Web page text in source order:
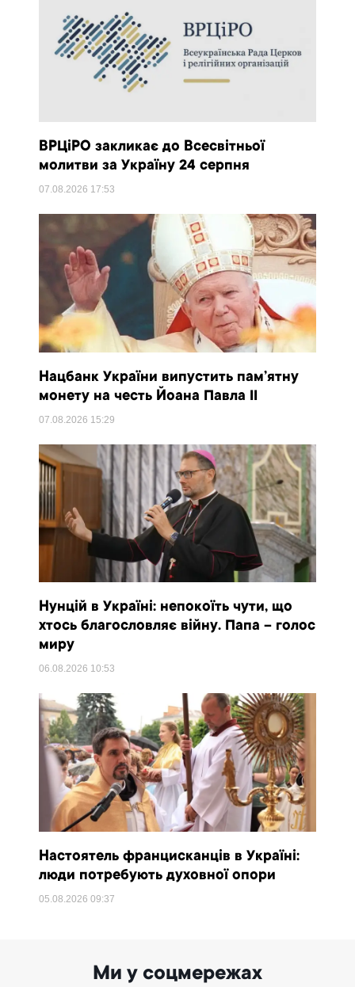
ВРЦіРО закликає до Всесвітньої
молитви за Україну 24 серпня
07.08.2026 17:53
Нацбанк України випустить пам’ятну
монету на честь Йоана Павла II
07.08.2026 15:29
Нунцій в Україні: непокоїть чути, що
хтось благословляє війну. Папа – голос
миру
06.08.2026 10:53
Настоятель францисканців в Україні:
люди потребують духовної опори
05.08.202609:37
Ми у соцмережах